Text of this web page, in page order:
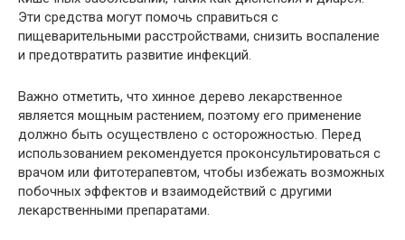
Эти средства могут помочь справиться с
пищеварительными расстройствами, снизить воспаление
и предотвратить развитие инфекций.
Важно отметить, что хинное дерево лекарственное
является мощным растением, поэтому его применение
должно быть осуществлено с осторожностью. Перед
использованием рекомендуется проконсультироваться с
врачом или фитотерапевтом, чтобы избежать возможных
побочных эффектов и взаимодействий с другими
лекарственными препаратами.